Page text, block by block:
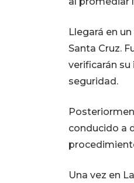
Llegará en
Santa Cruz.
verificarán
seguridad.
conducido a
Una vez en